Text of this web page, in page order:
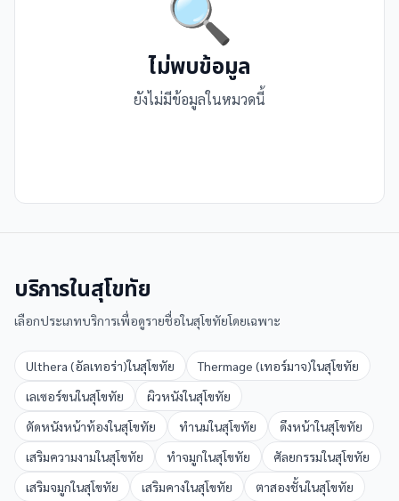
ไม่พบข้อมูล
ยังไม่มีข้อมูลในหมวดนี้
บริการในสุโขทัย
เลือกประเภทบริการเพื่อดูรายชื่อในสุโขทัยโดยเฉพาะ
Ulthera (อัลเทอร่า)ในสุโขทัย Thermage (เทอร์มาจ)ในสุโขทัย
เลเซอร์ขนในสุโขทัย ผิวหนังในสุโขทัย
ตัดหนังหน้าท้องในสุโขทัย ทำนมในสุโขทัย ดึงหน้าในสุโขทัย
เสริมความงามในสุโขทัย ทำจมูกในสุโขทัย ศัลยกรรมในสุโขทัย
เสริมจมูกในสุโขทัย เสริมคางในสุโขทัย ตาสองชั้นในสุโขทัย